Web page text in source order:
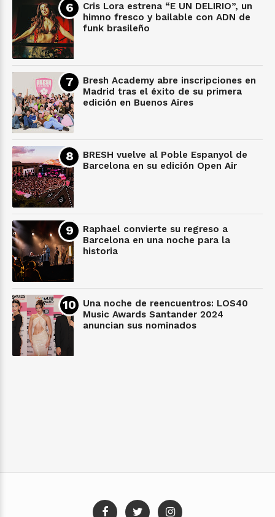
Cris Lora estrena “E UN DELIRIO”, un
himno fresco y bailable con ADN de
funk brasileño
Bresh Academy abre inscripciones en
Madrid tras el éxito de su primera
edición en Buenos Aires
BRESH vuelve al Poble Espanyol de
Barcelona en su edición Open Air
Raphael convierte su regreso a
Barcelona en una noche para la
historia
Una noche de reencuentros: LOS40
Music Awards Santander 2024
anuncian sus nominados